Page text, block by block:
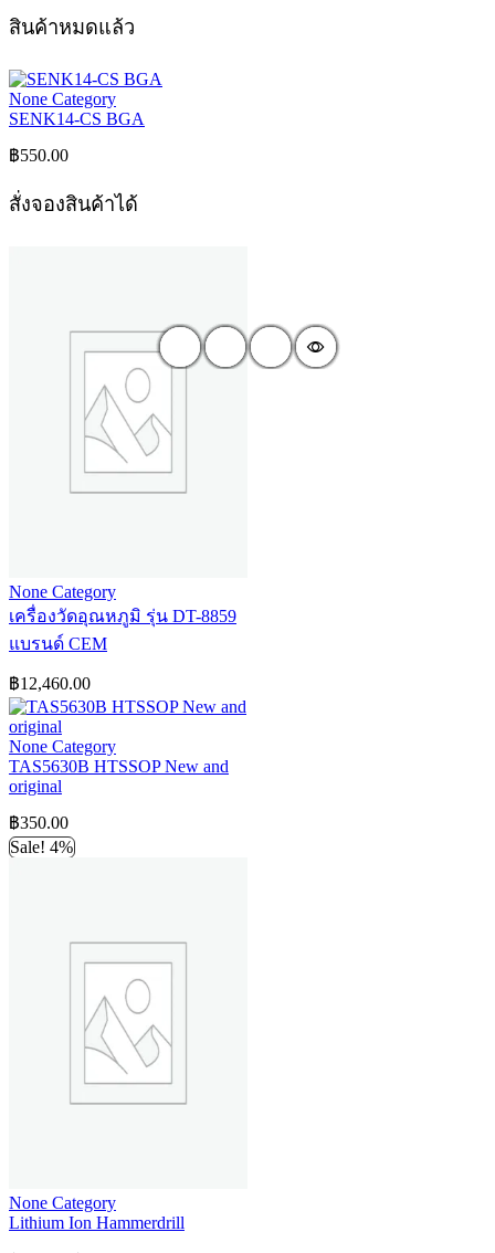
สินค้าหมดแล้ว
None Category
SENK14-CS BGA
฿550.00
สั่งจองสินค้าได้
None Category
เครื่องวัดอุณหภูมิ รุ่น DT-8859
แบรนด์ CEM
฿12,460.00
None Category
TAS5630B HTSSOP New and
original
฿350.00
Sale! 4%
None Category
Lithium Ion Hammerdrill